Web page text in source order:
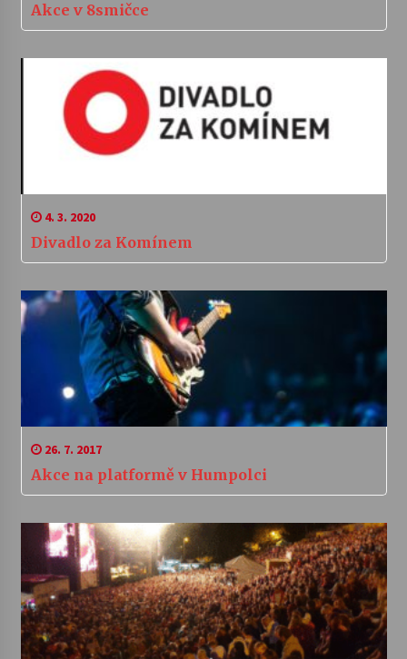
Akce v 8smičce
4. 3. 2020
Divadlo za Komínem
26. 7. 2017
Akce na platformě v Humpolci